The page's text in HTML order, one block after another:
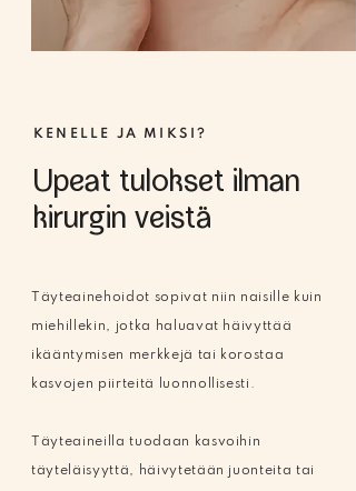
KENELLE JA MIKSI?
Upeat tulokset ilman
kirurgin veistä
Täyteainehoidot sopivat niin naisille kuin
miehillekin, jotka haluavat häivyttää
ikääntymisen merkkejä tai korostaa
kasvojen piirteitä luonnollisesti.
Täyteaineilla tuodaan kasvoihin
täyteläisyyttä, häivytetään juonteita tai